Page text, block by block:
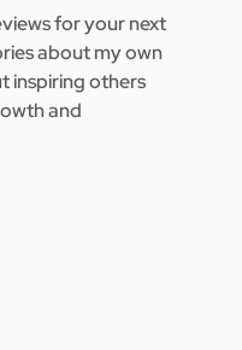
for your next
about my own
inspiring others
and